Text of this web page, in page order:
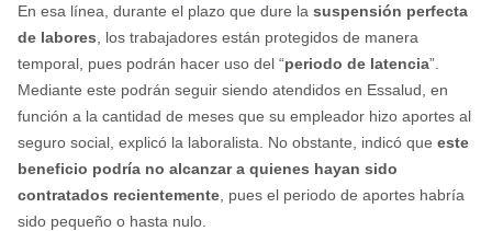
En esa línea, durante el plazo que dure la suspensión perfecta
de labores , los trabajadores están protegidos de manera
temporal, pues podrán hacer uso del “periodo de latencia”.
Mediante este podrán seguir siendo atendidos en Essalud, en
función a la cantidad de meses que su empleador hizo aportes al
seguro social, explicó la laboralista. No obstante, indicó que este
beneficio podría no alcanzar a quienes hayan sido
contratados recientemente, pues el periodo de aportes habría
sido pequeño o hasta nulo.